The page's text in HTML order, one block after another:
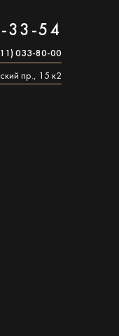
33-54
033-80-00
пр., 15 к2